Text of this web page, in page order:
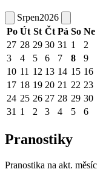
Srpen2026
Po Út St Čt Pá So Ne
27 28 29 30 31 1
2
3
4 5 6 7 8
9
10 11 12 13 14 15 16
17 18 19 20 21 22 23
24 25 26 27 28 29 30
31 1 2 3 4 5 6
Pranostiky
Pranostika na akt. měsíc